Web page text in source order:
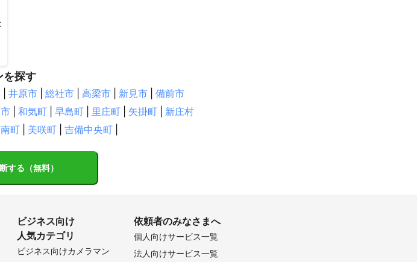
を探す
井原市 総社市 高梁市 新見市
備前市
和気町 早島町 里庄町 矢掛町
新庄村
町 美咲町 吉備中央町
する（無料）
ビジネス向け
人気カテゴリ
ビジネス向けカメラマン
依頼者のみなさまへ
個人向けサービス一覧
法人向けサービス一覧